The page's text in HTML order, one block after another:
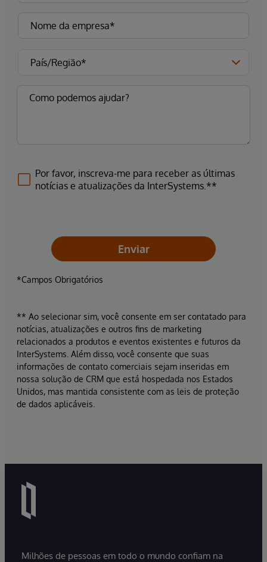
Por favor, inscreva-me para receber as últimas
notícias e atualizações da InterSystems.**
Enviar
*Campos Obrigatórios
** Ao selecionar sim, você consente em ser contatado para
notícias, atualizações e outros fins de marketing
relacionados a produtos e eventos existentes e futuros da
InterSystems. Além disso, você consente que suas
informações de contato comerciais sejam inseridas em
nossa solução de CRM que está hospedada nos Estados
Unidos, mas mantida consistente com as leis de proteção
de dados aplicáveis.
Milhões de pessoas em todo o mundo confiam na